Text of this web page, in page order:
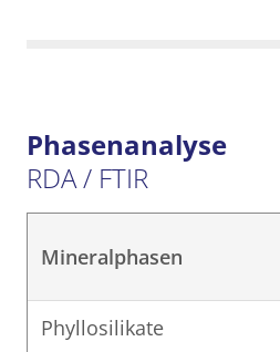
Phasenanalyse
RDA / FTIR
Mineralphasen
Phyllosilikate